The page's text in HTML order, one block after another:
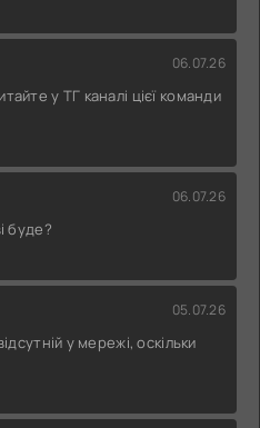
06.07.26
у ТГ каналі цієї команди
06.07.26
буде?
05.07.26
у мережі, оскільки